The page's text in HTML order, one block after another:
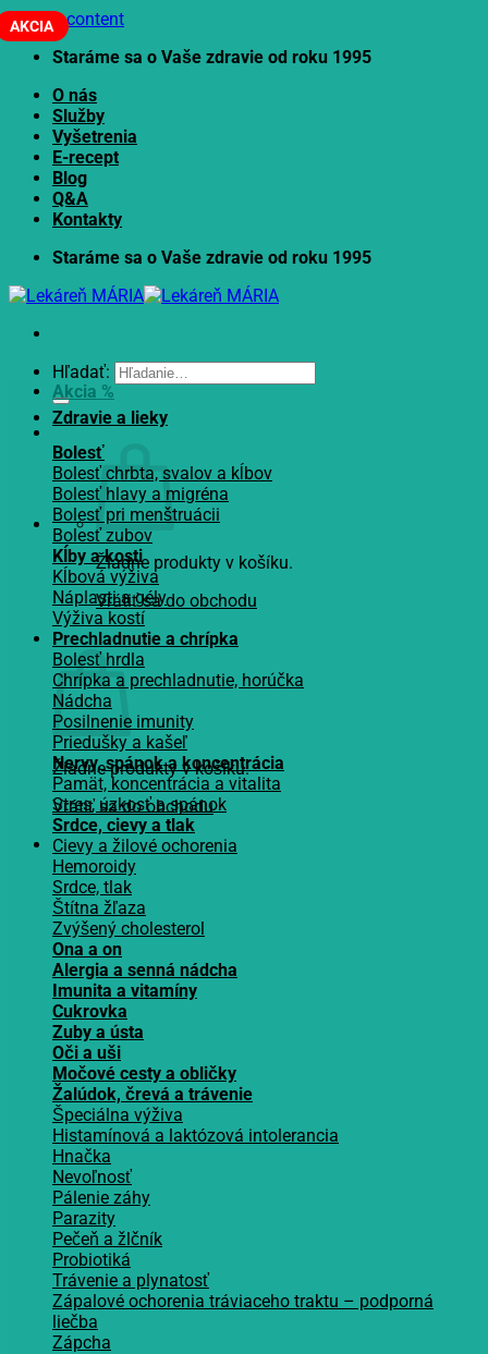
Skip to content
Staráme sa o Vaše zdravie od roku 1995
O nás
Služby
Vyšetrenia
E-recept
Blog
Q&A
Kontakty
Staráme sa o Vaše zdravie od roku 1995
Hľadať:
Žiadne produkty v košíku.
Vrátiť sa do obchodu
Košík
Žiadne produkty v košíku.
Vrátiť sa do obchodu
Akcia %
Zdravie a lieky
Bolesť
Bolesť chrbta, svalov a kĺbov
Bolesť hlavy a migréna
Bolesť pri menštruácii
Bolesť zubov
Kĺby a kosti
Kĺbová výživa
Náplasti a gély
Výživa kostí
Prechladnutie a chrípka
Bolesť hrdla
Chrípka a prechladnutie, horúčka
Nádcha
Posilnenie imunity
Priedušky a kašeľ
Nervy, spánok a koncentrácia
Pamät, koncentrácia a vitalita
Stres, úzkosť a spánok
Srdce, cievy a tlak
Cievy a žilové ochorenia
Hemoroidy
Srdce, tlak
Štítna žľaza
Zvýšený cholesterol
Ona a on
Alergia a senná nádcha
Imunita a vitamíny
Cukrovka
Zuby a ústa
Oči a uši
Močové cesty a obličky
Žalúdok, črevá a trávenie
Špeciálna výživa
Histamínová a laktózová intolerancia
Hnačka
Nevoľnosť
Pálenie záhy
Parazity
Pečeň a žlčník
Probiotiká
Trávenie a plynatosť
Zápalové ochorenia tráviaceho traktu – podporná
liečba
Zápcha
AKCIA